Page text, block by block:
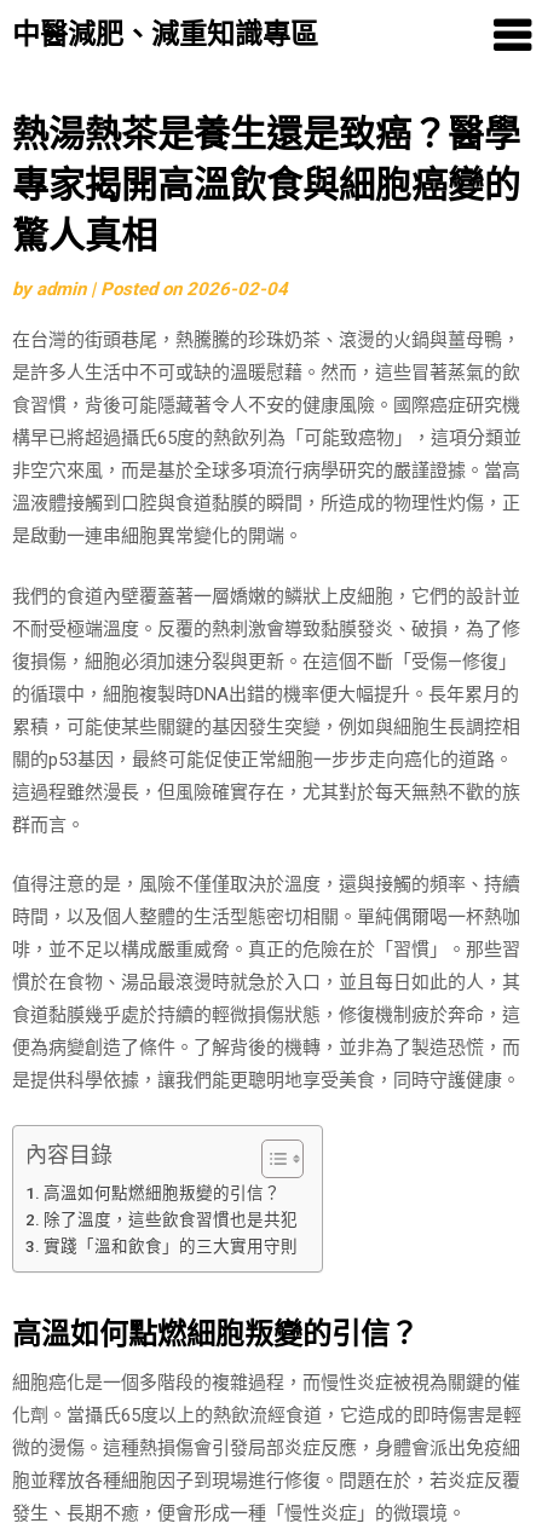
中醫減肥、減重知識專區
Skip
to
content
熱湯熱茶是養生還是致癌？醫學
專家揭開高溫飲食與細胞癌變的
驚人真相
byadmin | Posted on2026-02-04
在台灣的街頭巷尾，熱騰騰的珍珠奶茶、滾燙的火鍋與薑母鴨，
是許多人生活中不可或缺的溫暖慰藉。然而，這些冒著蒸氣的飲
食習慣，背後可能隱藏著令人不安的健康風險。國際癌症研究機
構早已將超過攝氏65度的熱飲列為「可能致癌物」，這項分類並
非空穴來風，而是基於全球多項流行病學研究的嚴謹證據。當高
溫液體接觸到口腔與食道黏膜的瞬間，所造成的物理性灼傷，正
是啟動一連串細胞異常變化的開端。
我們的食道內壁覆蓋著一層嬌嫩的鱗狀上皮細胞，它們的設計並
不耐受極端溫度。反覆的熱刺激會導致黏膜發炎、破損，為了修
復損傷，細胞必須加速分裂與更新。在這個不斷「受傷—修復」
的循環中，細胞複製時DNA出錯的機率便大幅提升。長年累月的
累積，可能使某些關鍵的基因發生突變，例如與細胞生長調控相
關的p53基因，最終可能促使正常細胞一步步走向癌化的道路。
這過程雖然漫長，但風險確實存在，尤其對於每天無熱不歡的族
群而言。
值得注意的是，風險不僅僅取決於溫度，還與接觸的頻率、持續
時間，以及個人整體的生活型態密切相關。單純偶爾喝一杯熱咖
啡，並不足以構成嚴重威脅。真正的危險在於「習慣」。那些習
慣於在食物、湯品最滾燙時就急於入口，並且每日如此的人，其
食道黏膜幾乎處於持續的輕微損傷狀態，修復機制疲於奔命，這
便為病變創造了條件。了解背後的機轉，並非為了製造恐慌，而
是提供科學依據，讓我們能更聰明地享受美食，同時守護健康。
內容目錄
高溫如何點燃細胞叛變的引信？
除了溫度，這些飲食習慣也是共犯
實踐「溫和飲食」的三大實用守則
高溫如何點燃細胞叛變的引信？
細胞癌化是一個多階段的複雜過程，而慢性炎症被視為關鍵的催
化劑。當攝氏65度以上的熱飲流經食道，它造成的即時傷害是輕
微的燙傷。這種熱損傷會引發局部炎症反應，身體會派出免疫細
胞並釋放各種細胞因子到現場進行修復。問題在於，若炎症反覆
發生、長期不癒，便會形成一種「慢性炎症」的微環境。